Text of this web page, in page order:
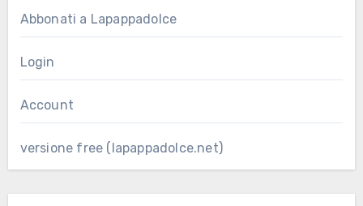
Abbonati a Lapappadolce
Login
Account
versione free (lapappadolce.net)